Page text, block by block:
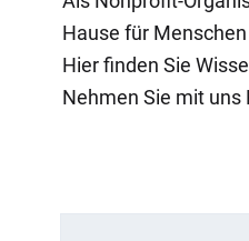
Hause für
Hier finden Sie
Nehmen Sie mit uns